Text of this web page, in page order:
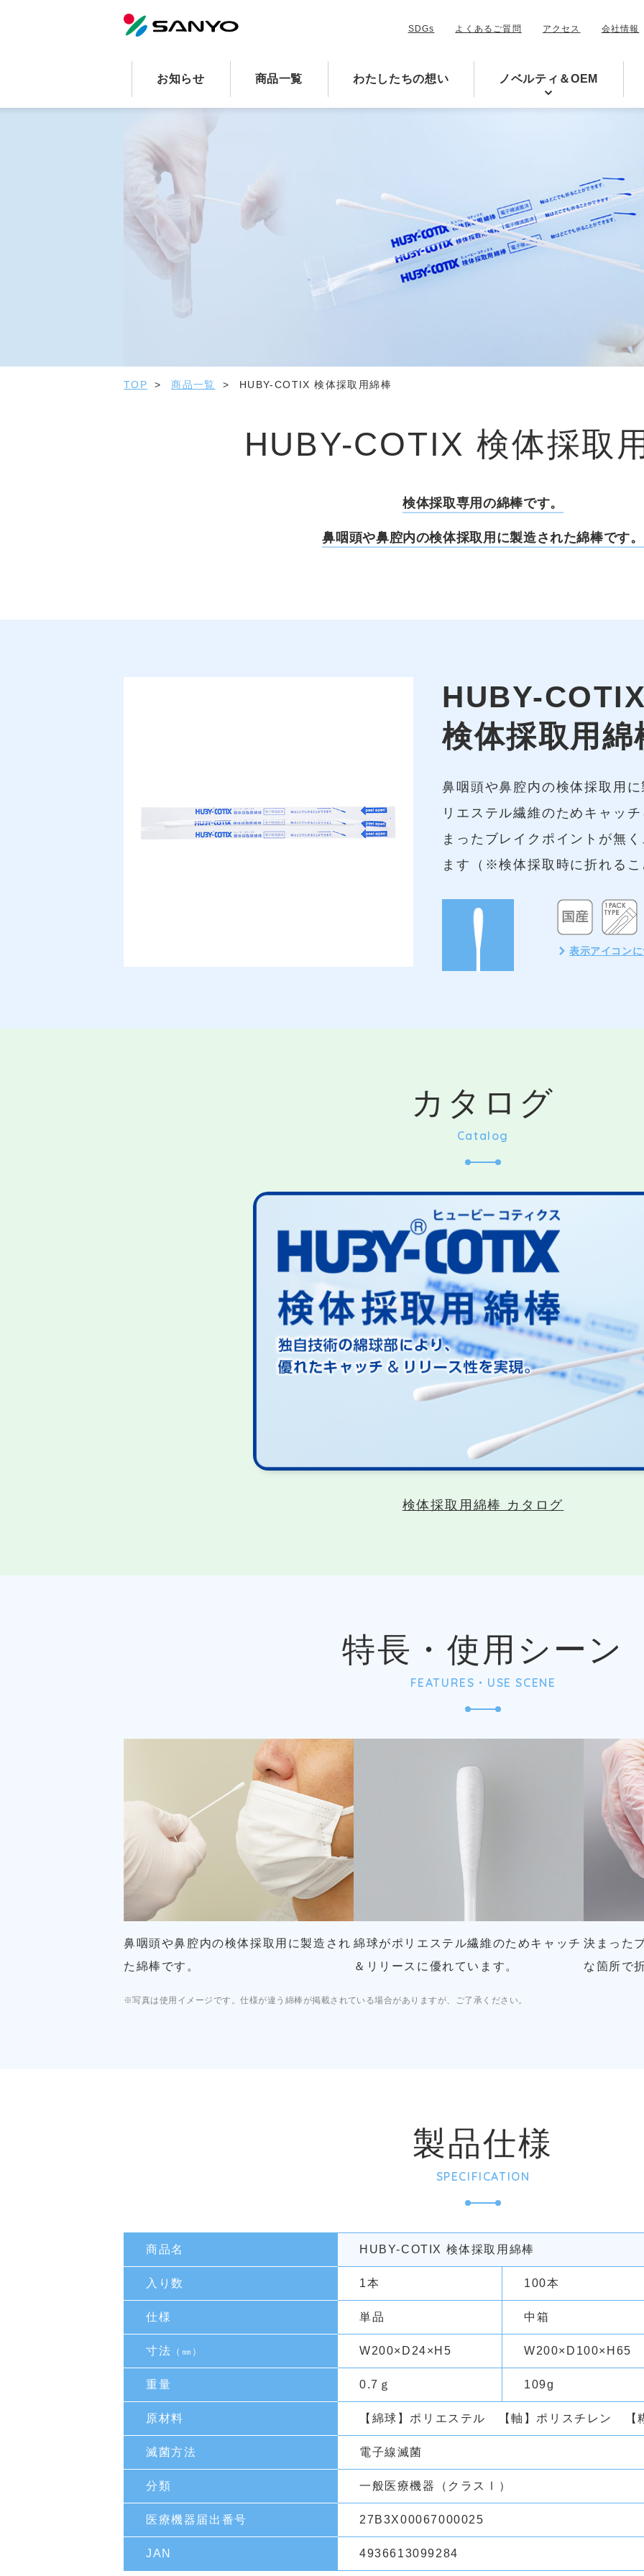
お知らせ 商品一覧 わたしたちの想い ノベルティ ＆OEM
SDGs よくあるご質問 アクセス 会社情報
TOP 商品一覧 HUBY-COTIX 検体採取用綿棒
HUBY-COTIX 検体採取
検体採取専用の綿棒です。
鼻咽頭や鼻腔内の検体採取用に製造された綿棒です。
HUBY-
検体採取用綿
鼻咽頭や鼻腔内の検体採取用
リエステル繊維のためキャッ
まったブレイクポイントが無
ます（※検体採取時に折れる
表示アイコン
カタログ
Catalog
検体採取用綿棒 カタログ
特長・使用シーン
FEATURES・USE SCENE
鼻咽頭や鼻腔内の検体採取用に製造され
た綿棒です。
綿球がポリエステル繊維のためキャッチ
＆リリースに優れています。
決まった
な箇所で
※写真は使用イメージです。仕様が違う綿棒が掲載されている場合がありますが、ご了承ください。
製品仕様
SPECIFICATION
商品名 HUBY-COTIX 検体採取用綿棒
入り数 1本 100本
仕様 単品 中箱
寸法 （㎜） W200×D24×H5 W200×D100×H65
重量 0.7ｇ 109g
原材料 【綿球】ポリエステル 【軸】ポリスチレン 【
滅菌方法 電子線滅菌
分類 一般医療機器（クラスⅠ）
医療機器届出番号 27B3X00067000025
JAN 4936613099284